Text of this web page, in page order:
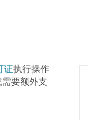
证执行操作
要额外支